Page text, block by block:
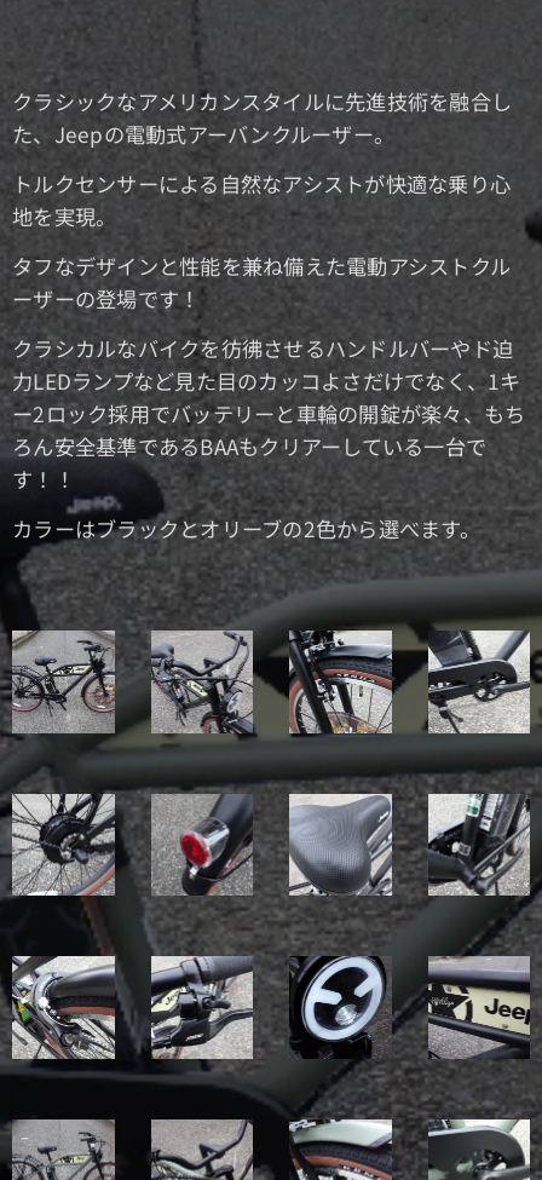
クラシックなアメリカンスタイルに先進技術を融合し
た、Jeepの電動式アーバンクルーザー。
トルクセンサーによる自然なアシストが快適な乗り心
地を実現。
タフなデザインと性能を兼ね備えた電動アシストクル
ーザーの登場です！
クラシカルなバイクを彷彿させるハンドルバーやド迫
力LEDランプなど見た目のカッコよさだけでなく、1キ
ー2ロック採用でバッテリーと車輪の開錠が楽々、もち
ろん安全基準であるBAAもクリアーしている一台で
す！！
カラーはブラックとオリーブの2色から選べます。